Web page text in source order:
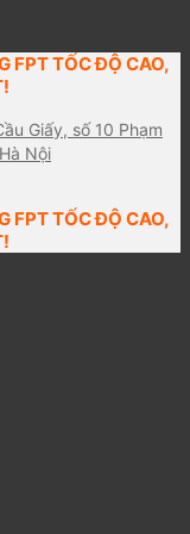
FPT TỐC ĐỘ CAO,
Giấy, số 10 Phạm
Nội
FPT TỐC ĐỘ CAO,